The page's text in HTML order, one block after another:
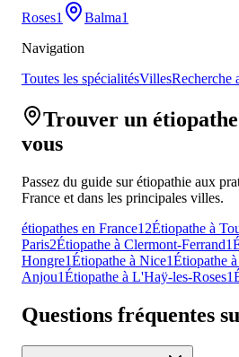
Roses1 Balma1
Navigation
Toutes les spécialitésVillesRecherche
Trouver un
vous
Passez du guide sur étiopathie aux
France et dans les principales villes.
étiopathes en France12Étiopathe à
Paris2Étiopathe à Clermont-Ferrand1
Hongre1Étiopathe à Nice1Étiopathe
Anjou1Étiopathe à L'Haÿ-les-Roses1
Questions fréquentes